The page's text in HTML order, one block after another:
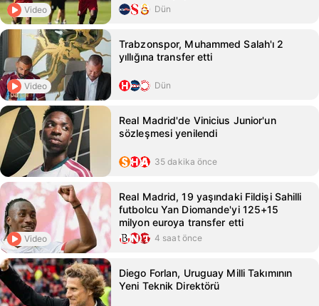
Video Dün
Video
Trabzonspor, Muhammed Salah'ı 2
yıllığına transfer etti
Dün
Real Madrid'de Vinicius Junior'un
sözleşmesi yenilendi
35 dakika önce
Video
Real Madrid, 19 yaşındaki Fildişi Sahilli
futbolcu Yan Diomande'yi 125+15
milyon euroya transfer etti
4 saat önce
Diego Forlan, Uruguay Milli Takımının
Yeni Teknik Direktörü